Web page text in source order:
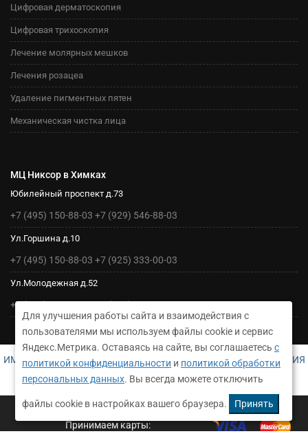
Для улучшения работы сайта и взаимодействия с
пользователями мы используем файлы cookie и сервис
Яндекс.Метрика. Оставаясь на сайте, вы соглашаетесьс
политикой конфиденциальности и политикой обработки
персональных данных. Вы всегда можете отключить
файлы cookie в настройках вашего браузера. Принять
Цифровая дерматоскопия
Цифровая трихоскопия
Лечение молярных мешков
Лечения розацеа
Удаление пигментных пятен
Механическая чистка лица
МЦ Никсор в Химках
Юбилейный проспект д.73
+7 (495) 150-88-03 +7 (929) 546-88-03
Ул.Горшина д.10
+7 (495) 150-88-03 +7 (925) 333-00-03
Ул.Молодежная д.52
+7 (495) 150-88-03+7 (925) 333-00-03
ИМЕЮТСЯ ПРОТИВОПОКАЗАНИЯ. НЕОБХОДИМА КОНСУЛЬТАЦИЯ
СПЕЦИАЛИСТА
ДЛЯ УТОЧНЕНИЯ ИНФОРМАЦИИ СВЯЖИТЕСЬ С АДМИНИСТРАТОРОМ НАШЕГО МЕДЦЕНТРА
©2026 Медицинский центр Никсор Клиник в Химках
Принимаем карты: